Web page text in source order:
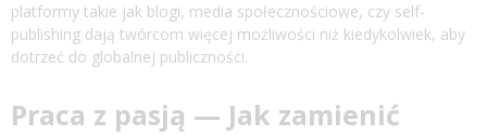
platformy takie jak blogi, media społecznościowe, czy self-
publishing dają twórcom więcej możliwości niż kiedykolwiek, aby
dotrzeć do globalnej publiczności.
Praca z pasją — Jak zamienić